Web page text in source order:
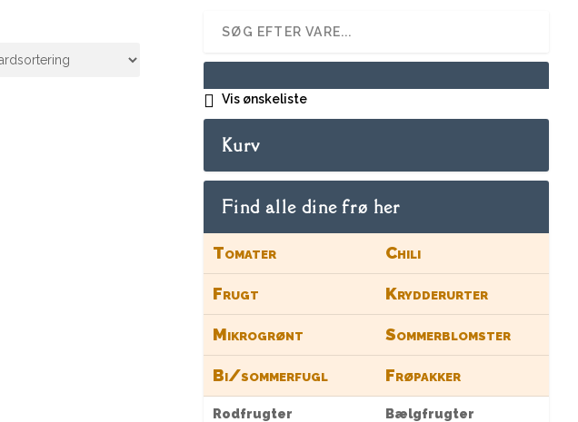
Vis ønskeliste
Kurv
Find alle dine frø her
Tomater Chili
Frugt Krydderurter
Mikrogrønt Sommerblomster
Bi/sommerfugl Frøpakker
Rodfrugter Bælgfrugter